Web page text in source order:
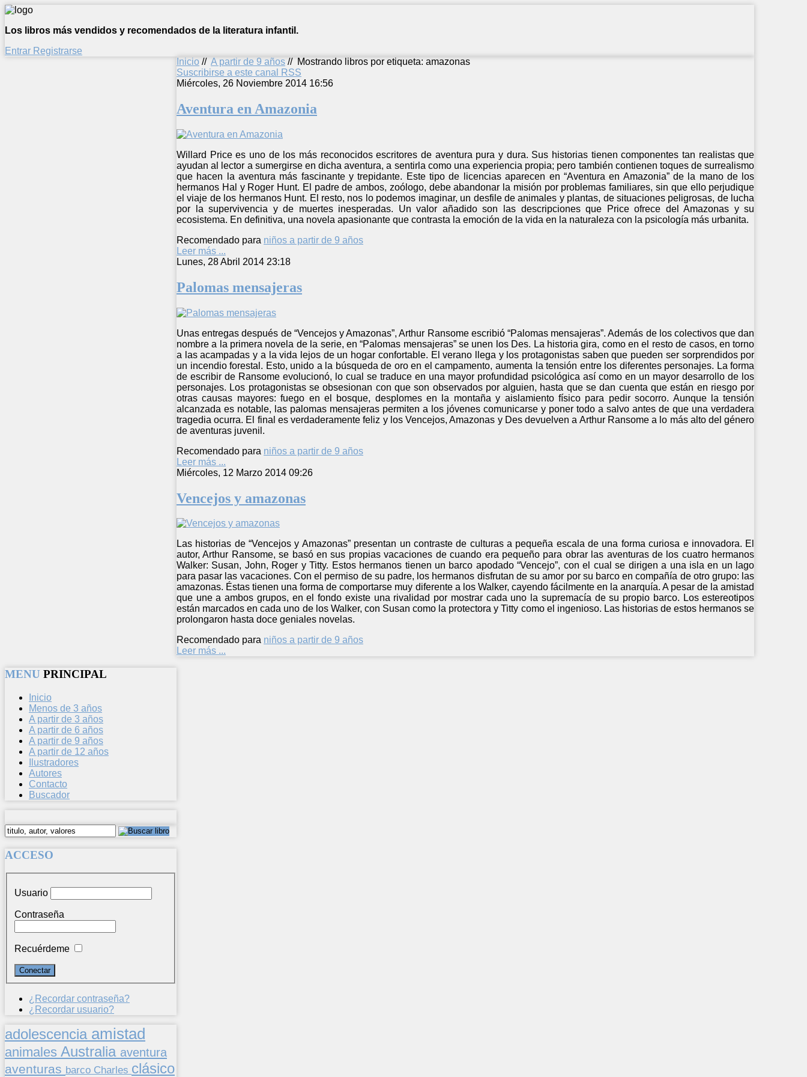
Los libros más vendidos y recomendados de la literatura infantil.
Entrar Registrarse
Inicio // A partir de 9 años // Mostrando libros por etiqueta: amazonas
Suscribirse a este canal RSS
Miércoles, 26 Noviembre 2014 16:56
Aventura en Amazonia
Willard Price es uno de los más reconocidos escritores de aventura pura y dura. Sus historias tienen componentes tan realistas que
ayudan al lector a sumergirse en dicha aventura, a sentirla como una experiencia propia; pero también contienen toques de surrealismo
que hacen la aventura más fascinante y trepidante. Este tipo de licencias aparecen en “Aventura en Amazonia” de la mano de los
hermanos Hal y Roger Hunt. El padre de ambos, zoólogo, debe abandonar la misión por problemas familiares, sin que ello perjudique
el viaje de los hermanos Hunt. El resto, nos lo podemos imaginar, un desfile de animales y plantas, de situaciones peligrosas, de lucha
por la supervivencia y de muertes inesperadas. Un valor añadido son las descripciones que Price ofrece del Amazonas y su
ecosistema. En definitiva, una novela apasionante que contrasta la emoción de la vida en la naturaleza con la psicología más urbanita.
Recomendado para niños a partir de 9 años
Leer más ...
Lunes, 28 Abril 2014 23:18
Palomas mensajeras
Unas entregas después de “Vencejos y Amazonas”, Arthur Ransome escribió “Palomas mensajeras”. Además de los colectivos que dan
nombre a la primera novela de la serie, en “Palomas mensajeras” se unen los Des. La historia gira, como en el resto de casos, en torno
a las acampadas y a la vida lejos de un hogar confortable. El verano llega y los protagonistas saben que pueden ser sorprendidos por
un incendio forestal. Esto, unido a la búsqueda de oro en el campamento, aumenta la tensión entre los diferentes personajes. La forma
de escribir de Ransome evolucionó, lo cual se traduce en una mayor profundidad psicológica así como en un mayor desarrollo de los
personajes. Los protagonistas se obsesionan con que son observados por alguien, hasta que se dan cuenta que están en riesgo por
otras causas mayores: fuego en el bosque, desplomes en la montaña y aislamiento físico para pedir socorro. Aunque la tensión
alcanzada es notable, las palomas mensajeras permiten a los jóvenes comunicarse y poner todo a salvo antes de que una verdadera
tragedia ocurra. El final es verdaderamente feliz y los Vencejos, Amazonas y Des devuelven a Arthur Ransome a lo más alto del género
de aventuras juvenil.
Recomendado para niños a partir de 9 años
Leer más ...
Miércoles, 12 Marzo 2014 09:26
Vencejos y amazonas
Las historias de “Vencejos y Amazonas” presentan un contraste de culturas a pequeña escala de una forma curiosa e innovadora. El
autor, Arthur Ransome, se basó en sus propias vacaciones de cuando era pequeño para obrar las aventuras de los cuatro hermanos
Walker: Susan, John, Roger y Titty. Estos hermanos tienen un barco apodado “Vencejo”, con el cual se dirigen a una isla en un lago
para pasar las vacaciones. Con el permiso de su padre, los hermanos disfrutan de su amor por su barco en compañía de otro grupo: las
amazonas. Éstas tienen una forma de comportarse muy diferente a los Walker, cayendo fácilmente en la anarquía. A pesar de la amistad
que une a ambos grupos, en el fondo existe una rivalidad por mostrar cada uno la supremacía de su propio barco. Los estereotipos
están marcados en cada uno de los Walker, con Susan como la protectora y Titty como el ingenioso. Las historias de estos hermanos se
prolongaron hasta doce geniales novelas.
Recomendado para niños a partir de 9 años
Leer más ...
MENU PRINCIPAL
Inicio
Menos de 3 años
A partir de 3 años
A partir de 6 años
A partir de 9 años
A partir de 12 años
Ilustradores
Autores
Contacto
Buscador
ACCESO
Usuario
Contraseña
Recuérdeme
¿Recordar contraseña?
¿Recordar usuario?
adolescencia amistad
animales Australia aventura
aventuras barco Charles clásico